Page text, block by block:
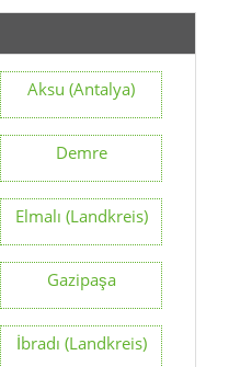
Aksu (Antalya)
Demre
Elmalı (Landkreis)
Gazipaşa
İbradı (Landkreis)